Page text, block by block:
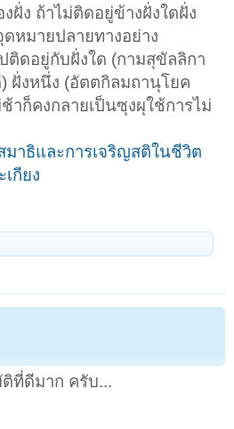
ฝั่ง ถ้าไม่ติดอยู่ข้างฝั่งใดฝั่ง
หมายปลายทางอย่าง
ติดอยู่กับฝั่งใด (กามสุขัลลิกา
ฝั่งหนึ่ง (อัตตกิลมถานุโยค
าก็คงกลายเป็นซุงผุใช้การไม่
มาธิและการเจริญสติในชีวิต
กียง
ที่ดีมาก ครับ...